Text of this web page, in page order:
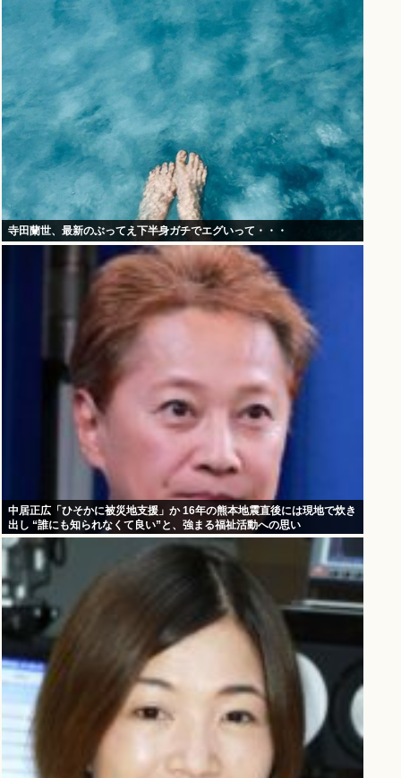
寺田蘭世、最新のぶってえ下半身ガチでエグいって・・・
中居正広「ひそかに被災地支援」か 16年の熊本地震直後には現地で炊き
出し “誰にも知られなくて良い”と、強まる福祉活動への思い